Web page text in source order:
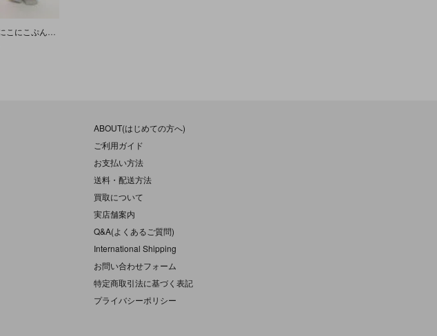
ABOUT(はじめての方へ)
ご利用ガイド
お支払い方法
送料・配送方法
買取について
実店舗案内
Q&A(よくあるご質問)
International Shipping
お問い合わせフォーム
特定商取引法に基づく表記
プライバシーポリシー